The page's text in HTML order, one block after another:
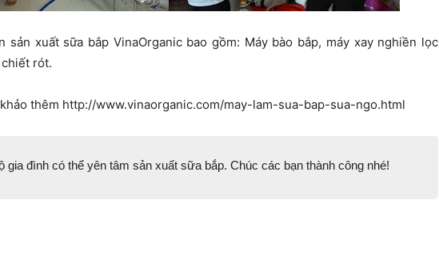
sản xuất sữa bắp VinaOrganic bao gồm: Máy bào bắp, máy xay nghiền lọc
rót.
thêm http://www.vinaorganic.com/may-lam-sua-bap-sua-ngo.html
gia đình có thể yên tâm sản xuất sữa bắp. Chúc các bạn thành công nhé!